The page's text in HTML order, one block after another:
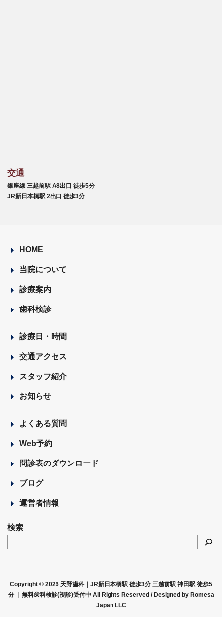
交通
銀座線 三越前駅 A8出口 徒歩5分
JR新日本橋駅 2出口 徒歩3分
HOME
当院について
診療案内
歯科検診
診療日・時間
交通アクセス
スタッフ紹介
お知らせ
よくある質問
Web予約
問診表のダウンロード
ブログ
運営者情報
検索
Copyright © 2026 天野歯科｜JR新日本橋駅 徒歩3分 三越前駅 神田駅 徒歩5
分 ｜無料歯科検診(視診)受付中 All Rights Reserved / Designed by Romesa
Japan LLC